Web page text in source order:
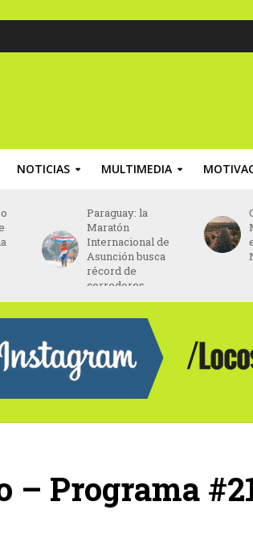
NOTICIAS MULTIMEDIA
Paraguay: la
Maratón
Internacional de
Asunción busca
récord de
corredores
Chile: la
en el
Nacional
– Programa